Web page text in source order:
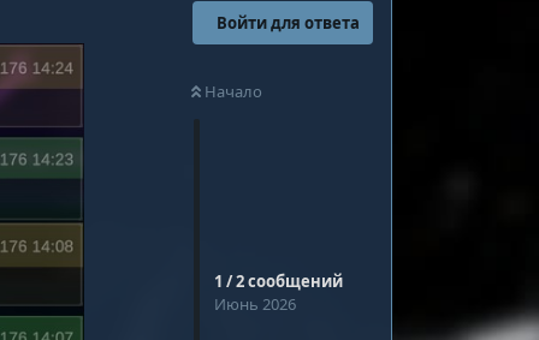
Войти для ответа
Начало
1 /2сообщений
Июнь 2026